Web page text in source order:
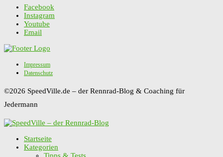
Facebook
Instagram
Youtube
Email
Impressum
Datenschutz
©2026 SpeedVille.de – der Rennrad-Blog & Coaching für
Jedermann
Startseite
Kategorien
Tipps & Tests